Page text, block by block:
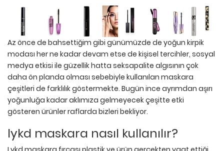
Az önce de bahsettiğim gibi günümüzde de yoğun kirpik
modası her ne kadar devam etse de kişisel tercihler, sosyal
medya etkisi ile güzellik hatta seksapalite algısının çok
daha ön planda olması sebebiyle kullanılan maskara
çeşitleri de farklılık göstermekte. Bugün ince ayrımdan aşırı
yoğunluğa kadar aklımıza gelmeyecek çeşitte etki
gösteren ürünler raflarda bizleri bekliyor.
lykd maskara nasıl kullanılır?